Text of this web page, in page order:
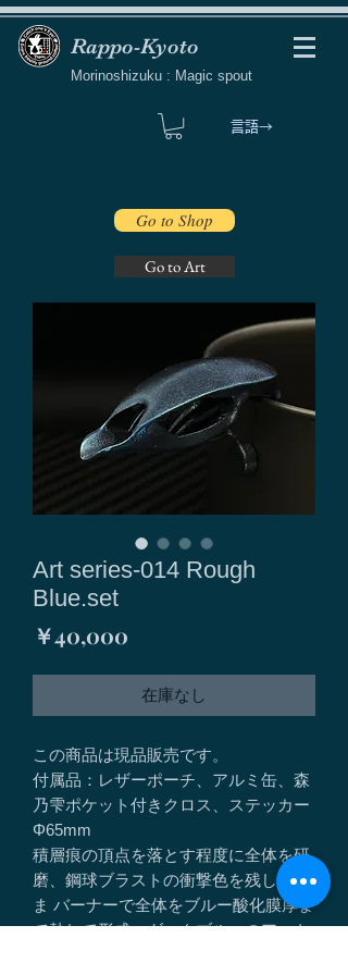
Rappo-Kyoto
Morinoshizuku : Magic spout
言語→
Go to Shop
Go to Art
Art series-014 Rough
Blue.set
￥40,000
在庫なし
この商品は現品販売です。
付属品：レザーポーチ、アルミ缶、森
乃雫ポケット付きクロス、ステッカー
Φ65mm
積層痕の頂点を落とす程度に全体を研
磨、鋼球ブラストの衝撃色を残したま
ま バーナーで全体をブルー酸化膜厚ま
で熱して形成。ダークブルーのアート